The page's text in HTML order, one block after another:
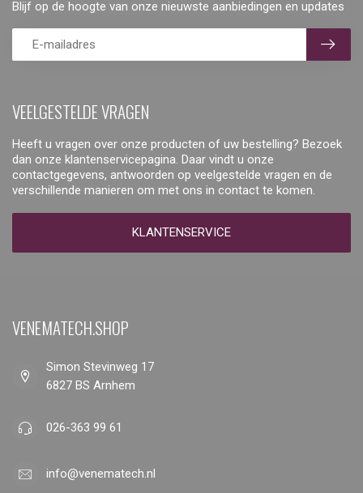
VEELGESTELDE VRAGEN
Heeft u vragen over onze producten of uw bestelling? Bezoek
dan onze klantenservicepagina. Daar vindt u onze
contactgegevens, antwoorden op veelgestelde vragen en de
verschillende manieren om met ons in contact te komen.
KLANTENSERVICE
Blijf op de hoogte van onze nieuwste aanbiedingen en updates
VENEMATECH.SHOP
Simon Stevinweg 17
6827 BS Arnhem
026-363 99 61
info@venematech.nl